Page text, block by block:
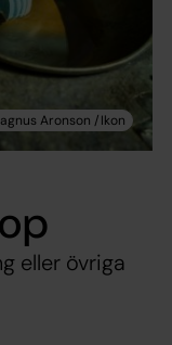
eller övriga